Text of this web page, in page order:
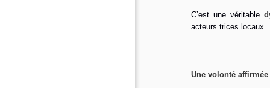
C’est une véritable
acteurs.trices locaux.
Une volonté